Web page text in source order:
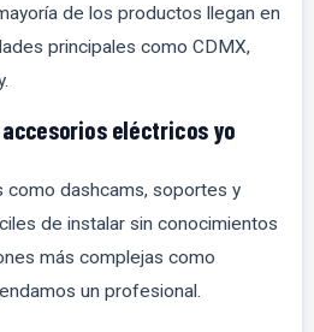
de los productos llegan en
principales como CDMX,
eléctricos yo
dashcams, soportes y
de instalar sin conocimientos
más complejas como
un profesional.